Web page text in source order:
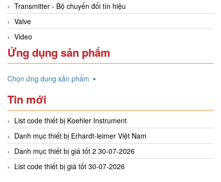
Transmitter - Bộ chuyển đổi tín hiệu
Valve
Video
Ứng dụng sản phẩm
Chọn ứng dụng sản phẩm
Tin mới
List code thiết bị Koehler Instrument
Danh mục thiết bị Erhardt-leimer Việt Nam
Danh mục thiết bị giá tốt 2 30-07-2026
List code thiết bị giá tốt 30-07-2026